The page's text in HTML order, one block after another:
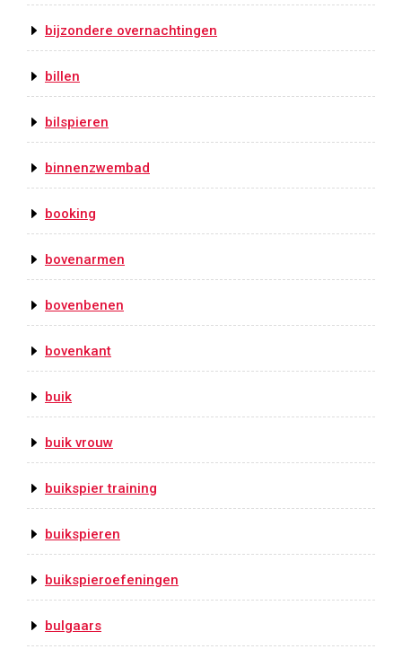
bijzondere overnachtingen
billen
bilspieren
binnenzwembad
booking
bovenarmen
bovenbenen
bovenkant
buik
buik vrouw
buikspier training
buikspieren
buikspieroefeningen
bulgaars